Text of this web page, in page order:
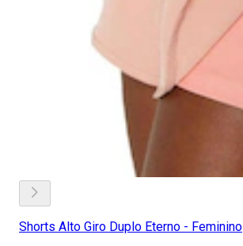
Shorts Alto Giro Duplo Eterno - Feminino